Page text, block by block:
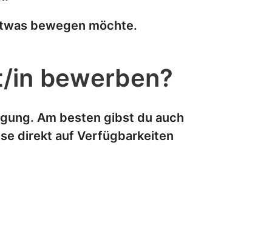
bewegen möchte.
in bewerben?
Am besten gibst du auch
direkt auf Verfügbarkeiten